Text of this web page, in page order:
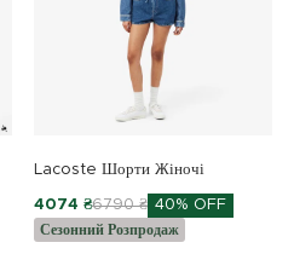
Lacoste Шорти Жіночі
4074 ₴6790 ₴ 40% OFF
Сезонний Розпродаж